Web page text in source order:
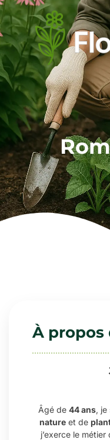
À propos
Âgé de 44 ans,
nature et de
j’exerce le métier